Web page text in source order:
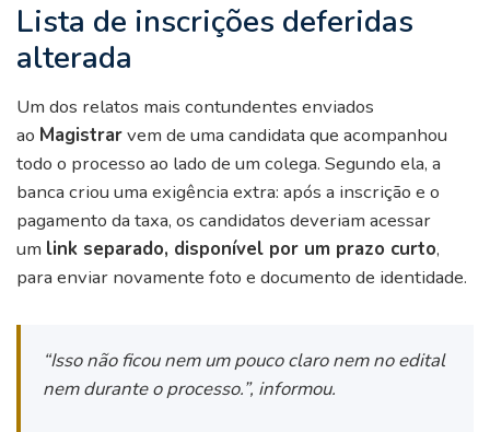
Lista de inscrições deferidas
alterada
Um dos relatos mais contundentes enviados
ao Magistrarvem de uma candidata que acompanhou
todo o processo ao lado de um colega. Segundo ela, a
banca criou uma exigência extra: após a inscrição e o
pagamento da taxa, os candidatos deveriam acessar
um link separado, disponível por um prazo curto,
para enviar novamente foto e documento de identidade.
“Isso não ficou nem um pouco claro nem no edital
nem durante o processo.”, informou.